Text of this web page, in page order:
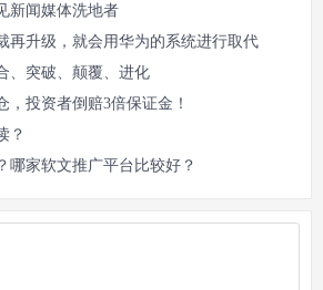
新闻媒体洗地者
再升级，就会用华为的系统进行取代
、突破、颠覆、进化
，投资者倒赔3倍保证金！
？
哪家软文推广平台比较好？